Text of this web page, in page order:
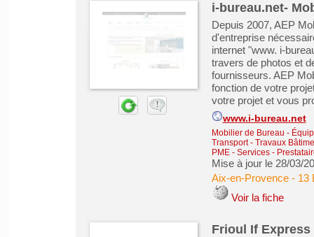
i-bureau.net-
Depuis 2007, AEP
d'entreprise
internet "www. i-
travers de photos et
fournisseurs. AEP
fonction de votre
votre projet et vous
www.i-bureau.net
Mobilier de Bureau -
Transport- Travaux
PME- Services -
Mise à jour le 28/03/
Aix-en-Provence- 13
Voir la fiche
Frioul If